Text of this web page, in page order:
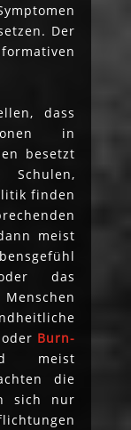
Der
dass
in
besetzt
finden
meist
das
oder Burn-
meist
die
sich nur